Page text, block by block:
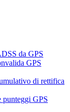
da GPS
GPS
di rettifica
GPS